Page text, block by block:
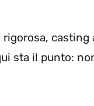
casting
sta il punto: